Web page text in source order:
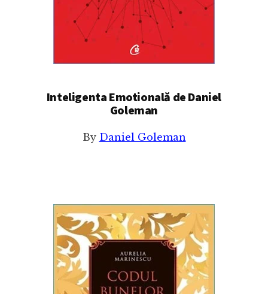
Inteligenta Emotională de Daniel
Goleman
By Daniel Goleman